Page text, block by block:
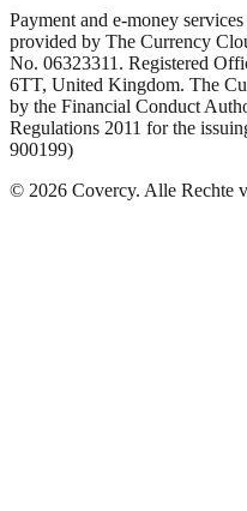
Payment and e-money
provided by The Currency
No. 06323311. Registered
6TT, United Kingdom. The
by the Financial Conduct
Regulations 2011 for the
900199)
© 2026 Covercy. Alle Rechte